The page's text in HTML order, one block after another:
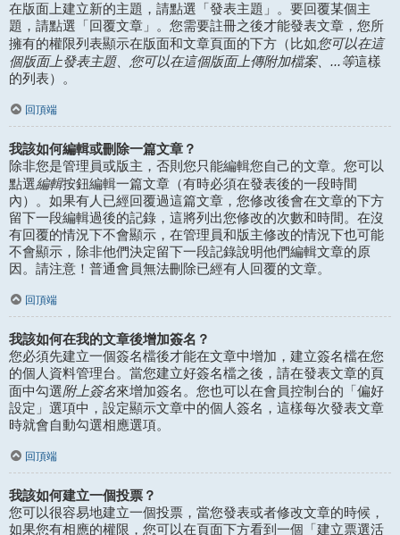
在版面上建立新的主題，請點選「發表主題」。要回覆某個主
題，請點選「回覆文章」。您需要註冊之後才能發表文章，您所
擁有的權限列表顯示在版面和文章頁面的下方（比如您可以在這
個版面上發表主題、您可以在這個版面上傳附加檔案、...等這樣
的列表）。
回頂端
我該如何編輯或刪除一篇文章？
除非您是管理員或版主，否則您只能編輯您自己的文章。您可以
點選編輯按鈕編輯一篇文章（有時必須在發表後的一段時間
內）。如果有人已經回覆過這篇文章，您修改後會在文章的下方
留下一段編輯過後的記錄，這將列出您修改的次數和時間。在沒
有回覆的情況下不會顯示，在管理員和版主修改的情況下也可能
不會顯示，除非他們決定留下一段記錄說明他們編輯文章的原
因。請注意！普通會員無法刪除已經有人回覆的文章。
回頂端
我該如何在我的文章後增加簽名？
您必須先建立一個簽名檔後才能在文章中增加，建立簽名檔在您
的個人資料管理台。當您建立好簽名檔之後，請在發表文章的頁
面中勾選附上簽名來增加簽名。您也可以在會員控制台的「偏好
設定」選項中，設定顯示文章中的個人簽名，這樣每次發表文章
時就會自動勾選相應選項。
回頂端
我該如何建立一個投票？
您可以很容易地建立一個投票，當您發表或者修改文章的時候，
如果您有相應的權限，您可以在頁面下方看到一個「建立票選活